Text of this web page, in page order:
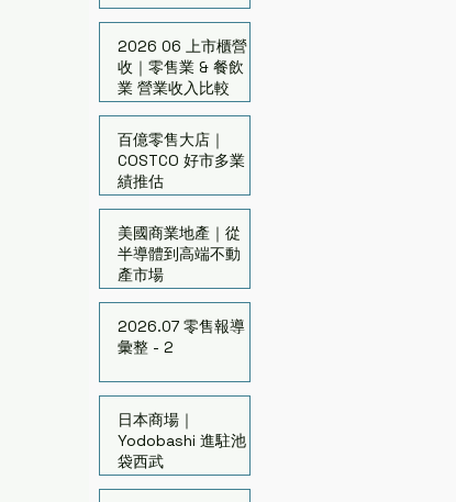
2026 06 上市櫃營
收｜零售業 & 餐飲
業 營業收入比較
百億零售大店｜
COSTCO 好市多業
績推估
美國商業地產｜從
半導體到高端不動
產市場
2026.07 零售報導
彙整 - 2
日本商場｜
Yodobashi 進駐池
袋西武